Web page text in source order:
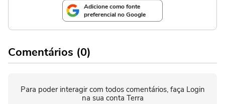
Adicione como fonte
preferencial no Google
Comentários (0)
Para poder interagir com todos comentários, faça Login
na sua conta Terra